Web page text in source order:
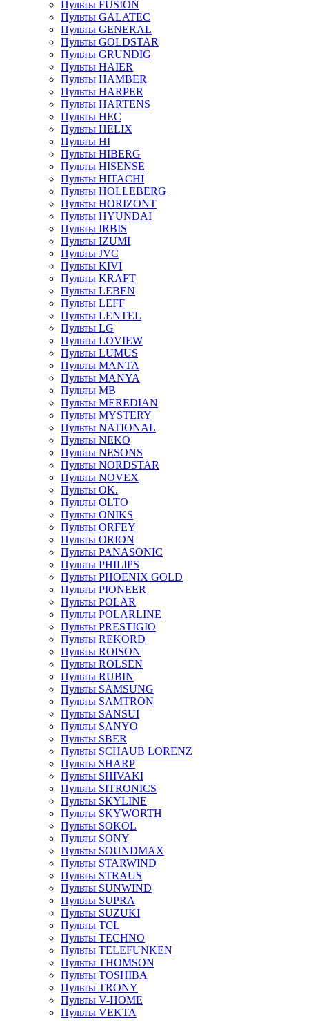
Пульты FUSION
Пульты GALATEC
Пульты GENERAL
Пульты GOLDSTAR
Пульты GRUNDIG
Пульты HAIER
Пульты HAMBER
Пульты HARPER
Пульты HARTENS
Пульты HEC
Пульты HELIX
Пульты HI
Пульты HIBERG
Пульты HISENSE
Пульты HITACHI
Пульты HOLLEBERG
Пульты HORIZONT
Пульты HYUNDAI
Пульты IRBIS
Пульты IZUMI
Пульты JVC
Пульты KIVI
Пульты KRAFT
Пульты LEBEN
Пульты LEFF
Пульты LENTEL
Пульты LG
Пульты LOVIEW
Пульты LUMUS
Пульты MANTA
Пульты MANYA
Пульты MB
Пульты MEREDIAN
Пульты MYSTERY
Пульты NATIONAL
Пульты NEKO
Пульты NESONS
Пульты NORDSTAR
Пульты NOVEX
Пульты OK.
Пульты OLTO
Пульты ONIKS
Пульты ORFEY
Пульты ORION
Пульты PANASONIC
Пульты PHILIPS
Пульты PHOENIX GOLD
Пульты PIONEER
Пульты POLAR
Пульты POLARLINE
Пульты PRESTIGIO
Пульты REKORD
Пульты ROISON
Пульты ROLSEN
Пульты RUBIN
Пульты SAMSUNG
Пульты SAMTRON
Пульты SANSUI
Пульты SANYO
Пульты SBER
Пульты SCHAUB LORENZ
Пульты SHARP
Пульты SHIVAKI
Пульты SITRONICS
Пульты SKYLINE
Пульты SKYWORTH
Пульты SOKOL
Пульты SONY
Пульты SOUNDMAX
Пульты STARWIND
Пульты STRAUS
Пульты SUNWIND
Пульты SUPRA
Пульты SUZUKI
Пульты TCL
Пульты TECHNO
Пульты TELEFUNKEN
Пульты THOMSON
Пульты TOSHIBA
Пульты TRONY
Пульты V-HOME
Пульты VEKTA